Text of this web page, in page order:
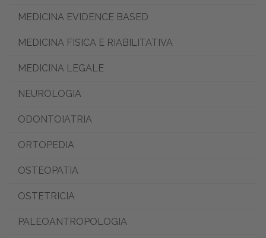
MEDICINA EVIDENCE BASED
MEDICINA FISICA E RIABILITATIVA
MEDICINA LEGALE
NEUROLOGIA
ODONTOIATRIA
ORTOPEDIA
OSTEOPATIA
OSTETRICIA
PALEOANTROPOLOGIA